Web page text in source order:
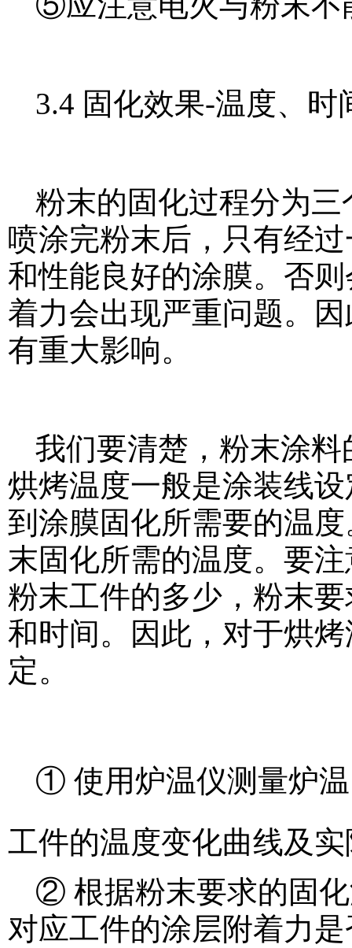
3.4 固化效果-温度、时
粉末的固化过程分为
喷涂完粉末后，只有经
和性能良好的涂膜。否
着力会出现严重问题。
有重大影响。
我们要清楚，粉末涂
烘烤温度一般是涂装线
到涂膜固化所需要的温
末固化所需的温度。要
粉末工件的多少，粉末
和时间。因此，对于烘
定。
① 使用炉温仪测量炉
工件的温度变化曲线及
② 根据粉末要求的固
对应工件的涂层附着力